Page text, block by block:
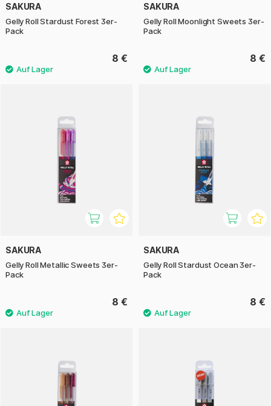
SAKURA
Gelly Roll Stardust Forest 3er-
Pack
8 €
SAKURA
Gelly Roll Moonlight Sweets 3er-
Pack
8 €
SAKURA
Gelly Roll Metallic Sweets 3er-
Pack
8 €
SAKURA
Gelly Roll Stardust Ocean 3er-
Pack
8 €